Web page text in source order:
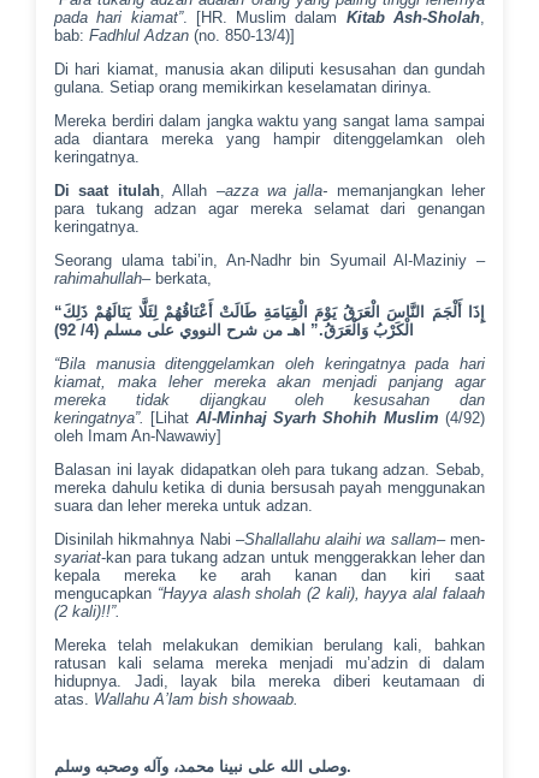
pada hari kiamat”. [HR. Muslim dalam Kitab Ash-Sholah,
bab:Fadhlul Adzan (no. 850-13/4)]
Di hari kiamat, manusia akan diliputi kesusahan dan gundah
gulana. Setiap orang memikirkan keselamatan dirinya.
Mereka berdiri dalam jangka waktu yang sangat lama sampai
ada diantara mereka yang hampir ditenggelamkan oleh
keringatnya.
Di saat itulah, Allah –azza wa jalla- memanjangkan leher
para tukang adzan agar mereka selamat dari genangan
keringatnya.
Seorang ulama tabi’in, An-Nadhr bin Syumail Al-Maziniy –
rahimahullah– berkata,
“إِذَا أَلْجَمَ النَّاسَ الْعَرَقُ يَوْمَ الْقِيَامَةِ طَالَتْ أَعْنَاقُهُمْ لِئَلَّا يَنَالَهُمْ ذَلِكَ
الْكَرْبُ وَالْعَرَقُ.” اهـ من شرح النووي على مسلم (4/ 92)
“Bila manusia ditenggelamkan oleh keringatnya pada hari
kiamat, maka leher mereka akan menjadi panjang agar
mereka tidak dijangkau oleh kesusahan dan
keringatnya”. [Lihat Al-Minhaj Syarh Shohih Muslim (4/92)
oleh Imam An-Nawawiy]
Balasan ini layak didapatkan oleh para tukang adzan. Sebab,
mereka dahulu ketika di dunia bersusah payah menggunakan
suara dan leher mereka untuk adzan.
Disinilah hikmahnya Nabi –Shallallahu alaihi wa sallam– men-
syariat-kan para tukang adzan untuk menggerakkan leher dan
kepala mereka ke arah kanan dan kiri saat
mengucapkan “Hayya alash sholah (2 kali), hayya alal falaah
(2 kali)!!”.
Mereka telah melakukan demikian berulang kali, bahkan
ratusan kali selama mereka menjadi mu’adzin di dalam
hidupnya. Jadi, layak bila mereka diberi keutamaan di
atas. Wallahu A’lam bish showaab.
وصلى الله على نبينا محمد، وآله وصحبه وسلم.